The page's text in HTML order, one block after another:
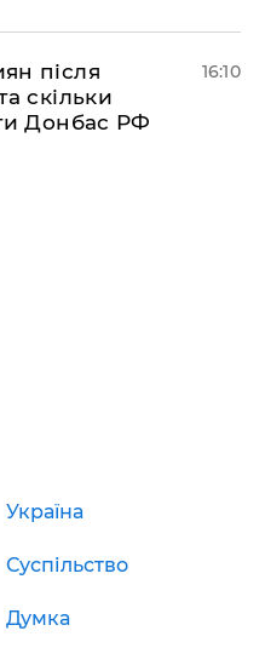
після
скільки
Донбас РФ
16:10
Україна
Суспільство
Думка